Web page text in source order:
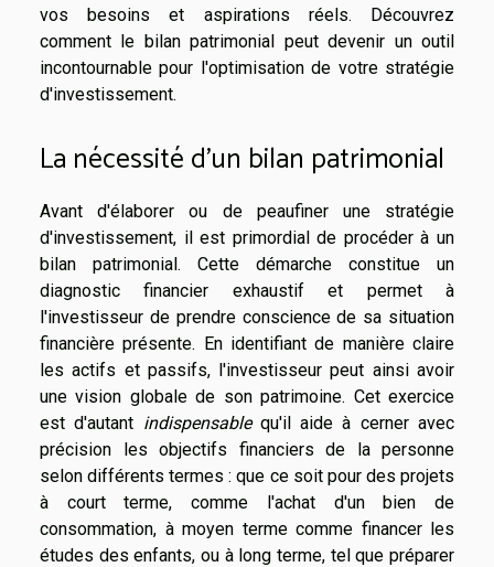
vos besoins et aspirations réels. Découvrez
comment le bilan patrimonial peut devenir un outil
incontournable pour l'optimisation de votre stratégie
d'investissement.
La nécessité d'un bilan patrimonial
Avant d'élaborer ou de peaufiner une stratégie
d'investissement, il est primordial de procéder à un
bilan patrimonial. Cette démarche constitue un
diagnostic financier exhaustif et permet à
l'investisseur de prendre conscience de sa situation
financière présente. En identifiant de manière claire
les actifs et passifs, l'investisseur peut ainsi avoir
une vision globale de son patrimoine. Cet exercice
est d'autant indispensablequ'il aide à cerner avec
précision les objectifs financiers de la personne
selon différents termes : que ce soit pour des projets
à court terme, comme l'achat d'un bien de
consommation, à moyen terme comme financer les
études des enfants, ou à long terme, tel que préparer